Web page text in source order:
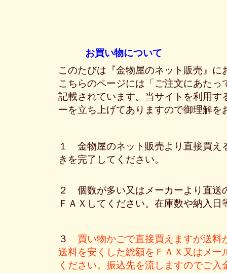
お買い物について
このたびは『金物屋のネット販売』
こちらのページには「ご注文にあた
記載されています。当サイトを利用
ーを立ち上げてありますので御理解を
１ 金物屋のネット販売より直接買え
きを完了してください。
２ 個数が多い又はメーカーより直
ＦＡＸしてください。在庫数や納入
３ 買い物かごで直接買えますが送
送料を安くした総額をＦＡＸ又はメ
ください。振込先を流しますのでご